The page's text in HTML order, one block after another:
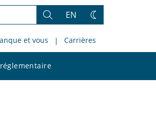
Rechercher
EN
Changez
thème
et vous Carrières
le